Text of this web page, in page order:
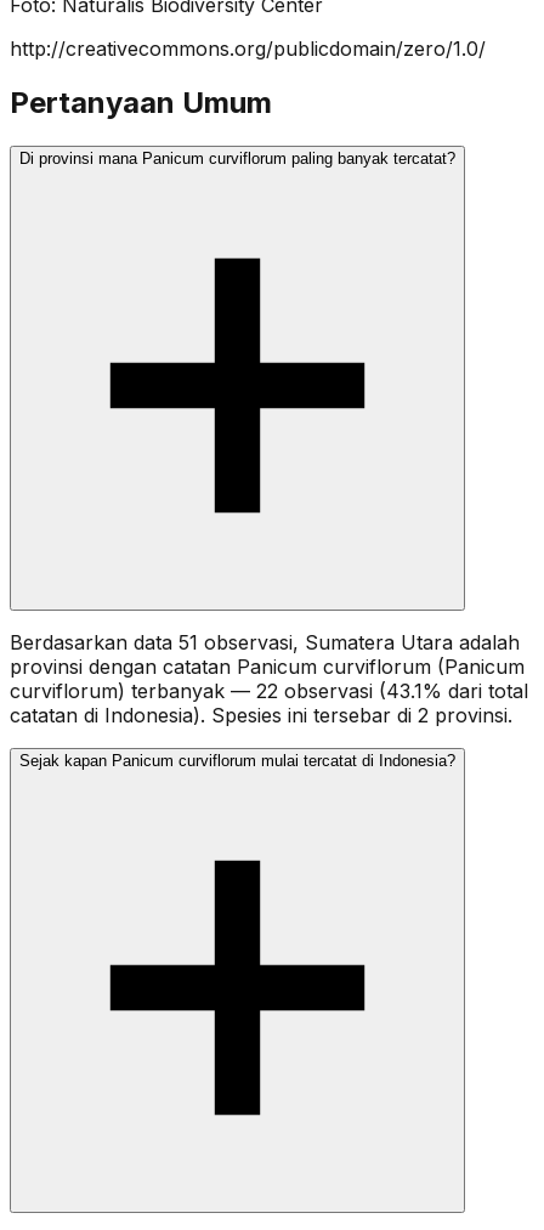
http://creativecommons.org/publicdomain/zero/1.0/
Pertanyaan Umum
Di provinsi mana Panicum curviflorum paling banyak tercatat?
Berdasarkan data 51 observasi, Sumatera Utara adalah
provinsi dengan catatan Panicum curviflorum (Panicum
curviflorum) terbanyak — 22 observasi (43.1% dari total
catatan di Indonesia). Spesies ini tersebar di 2 provinsi.
Sejak kapan Panicum curviflorum mulai tercatat di Indonesia?